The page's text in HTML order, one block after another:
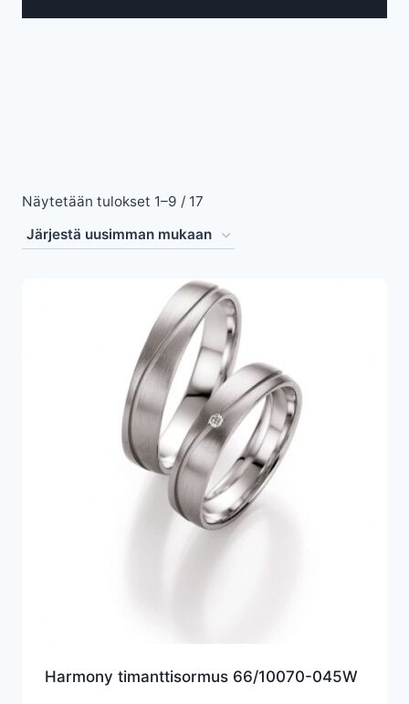
Näytetään tulokset 1–9 / 17
by
latest
Harmony timanttisormus 66/10070-045W